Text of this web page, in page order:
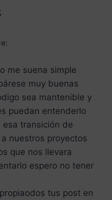
me suena simple
muy buenas
sea mantenible y
puedan entenderlo
transición de
nuestros proyectos
que nos llevara
espero no tener
tus post en